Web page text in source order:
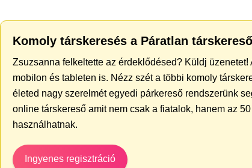
Komoly társkeresés a Páratlan
Zsuzsanna felkeltette az érdeklődésed? Küldj
mobilon és tableten is. Nézz szét a többi komoly
életed nagy szerelmét egyedi párkereső rendszerünk
online társkereső amit nem csak a fiatalok, hanem az
használhatnak.
Ingyenes regisztráció